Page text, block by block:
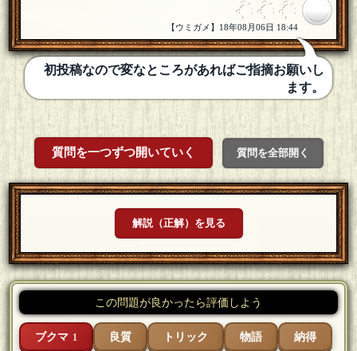
【ウミガメ】18年08月06日 18:44
初投稿なので変なところがあればご指摘お願いし
ます。
質問を一つずつ開いていく 質問を全部開く
解説（正解）を見る
この問題が良かったら評価しよう
ブクマ 1 良質 トリック 物語 納得